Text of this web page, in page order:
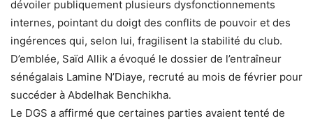
dévoiler publiquement plusieurs dysfonctionnements
internes, pointant du doigt des conflits de pouvoir et des
ingérences qui, selon lui, fragilisent la stabilité du club.
D’emblée, Saïd Allik a évoqué le dossier de l’entraîneur
sénégalais Lamine N’Diaye, recruté au mois de février pour
succéder à Abdelhak Benchikha.
Le DGS a affirmé que certaines parties avaient tenté de